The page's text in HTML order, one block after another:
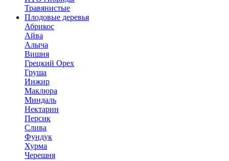
Травянистые
Плодовые деревья
Абрикос
Айва
Алыча
Вишня
Грецкий Орех
Груша
Инжир
Маклюра
Миндаль
Нектарин
Персик
Слива
Фундук
Хурма
Черешня